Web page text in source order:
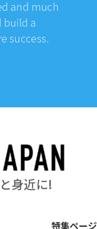
and much
build a
success.
身近に!
特集ページ